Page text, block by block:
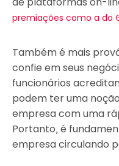
premiações como a do
Também é mais
confie em seus
funcionários
podem ter uma
empresa com uma
Portanto, é
empresa circulando